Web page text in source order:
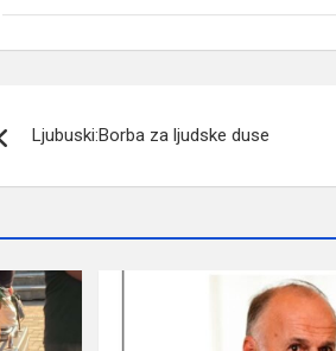
Ljubuski:Borba za ljudske duse